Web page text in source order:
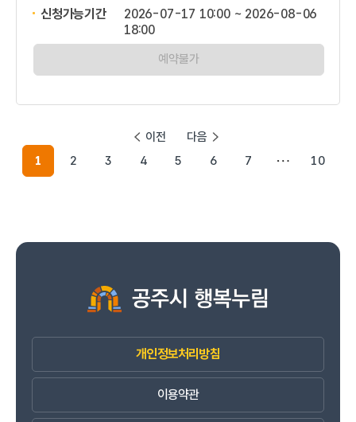
신청가능기간
2026-07-17 10:00 ~ 2026-08-06
18:00
예약불가
이전
1
2 3 4 5 6 7 10
다음
개인정보처리방침
이용약관